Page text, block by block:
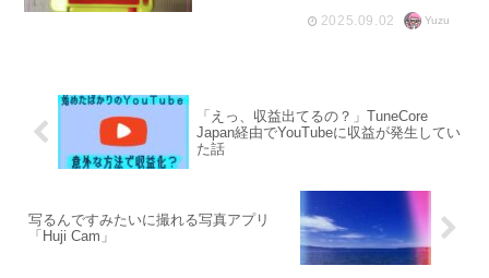
2025.09.02 Yuzu
「えっ、収益出てるの？」TuneCore
Japan経由でYouTubeに収益が発生してい
た話
写るんですみたいに撮れる写真アプリ
「Huji Cam」